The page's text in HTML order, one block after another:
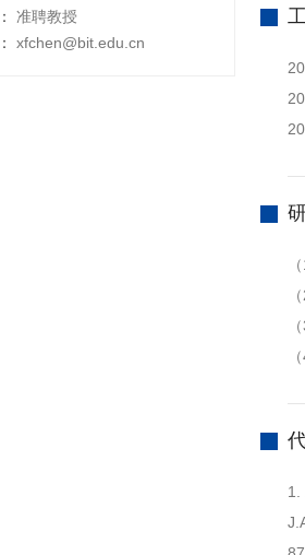
准聘教授
xfchen@bit.edu.cn
1.